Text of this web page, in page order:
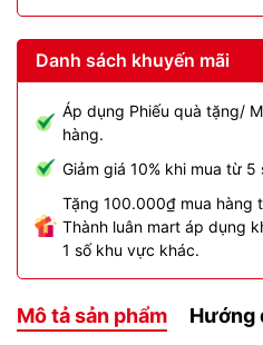
Danh sách khuyến mãi
Áp dụng Phiếu quà tặng/
hàng.
Giảm giá 10% khi mua từ 5
Tặng 100.000₫ mua hàng
Thành luân mart áp dụng
1 số khu vực khác.
Mô tả sản phẩm Hướng